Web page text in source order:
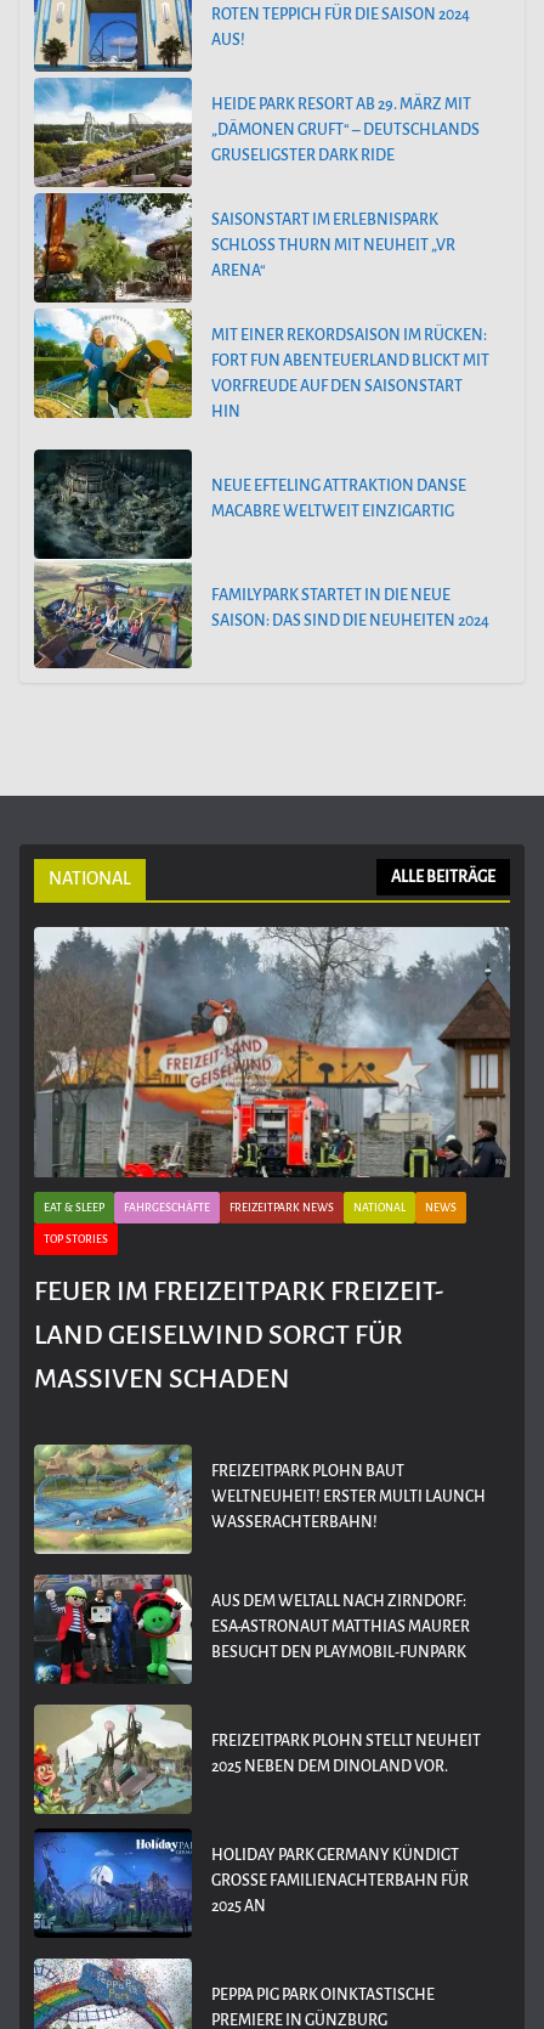
ROTEN TEPPICH FÜR DIE SAISON 2024
AUS!
HEIDE PARK RESORT AB 29. MÄRZ MIT
„DÄMONEN GRUFT“ – DEUTSCHLANDS
GRUSELIGSTER DARK RIDE
SAISONSTART IM ERLEBNISPARK
SCHLOSS THURN MIT NEUHEIT „VR
ARENA“
MIT EINER REKORDSAISON IM RÜCKEN:
FORT FUN ABENTEUERLAND BLICKT MIT
VORFREUDE AUF DEN SAISONSTART
HIN
NEUE EFTELING ATTRAKTION DANSE
MACABRE WELTWEIT EINZIGARTIG
FAMILYPARK STARTET IN DIE NEUE
SAISON: DAS SIND DIE NEUHEITEN 2024
NATIONAL ALLE BEITRÄGE
EAT & SLEEP FAHRGESCHÄFTE FREIZEITPARK NEWS NATIONAL NEWS
TOP STORIES
FEUER IM FREIZEITPARK FREIZEIT-
LAND GEISELWIND SORGT FÜR
MASSIVEN SCHADEN
FREIZEITPARK PLOHN BAUT
WELTNEUHEIT! ERSTER MULTI LAUNCH
WASSERACHTERBAHN!
AUS DEM WELTALL NACH ZIRNDORF:
ESA-ASTRONAUT MATTHIAS MAURER
BESUCHT DEN PLAYMOBIL-FUNPARK
FREIZEITPARK PLOHN STELLT NEUHEIT
2025 NEBEN DEM DINOLAND VOR.
HOLIDAY PARK GERMANY KÜNDIGT
GROSSE FAMILIENACHTERBAHN FÜR 2
025 AN
PEPPA PIG PARK OINKTASTISCHE
PREMIERE IN GÜNZBURG